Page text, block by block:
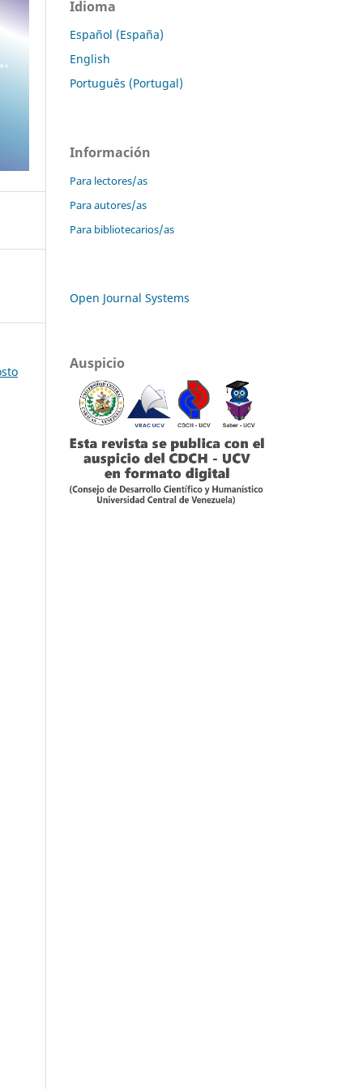
Idioma
Español (España)
English
Português (Portugal)
Información
Para lectores/as
Para autores/as
Para bibliotecarios/as
Open Journal Systems
Auspicio